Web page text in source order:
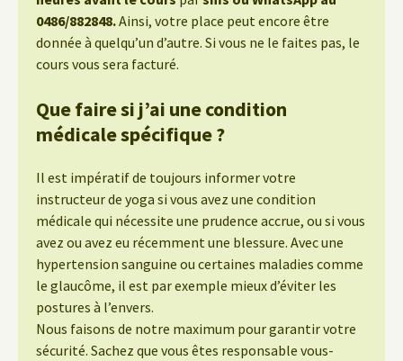
0486/882848.Ainsi, votre place peut encore être
donnée à quelqu’un d’autre. Si vous ne le faites pas, le
cours vous sera facturé.
Que faire si j’ai une condition
médicale spécifique ?
Il est impératif de toujours informer votre
instructeur de yoga si vous avez une condition
médicale qui nécessite une prudence accrue, ou si vous
avez ou avez eu récemment une blessure. Avec une
hypertension sanguine ou certaines maladies comme
le glaucôme, il est par exemple mieux d’éviter les
postures à l’envers.
Nous faisons de notre maximum pour garantir votre
sécurité. Sachez que vous êtes responsable vous-